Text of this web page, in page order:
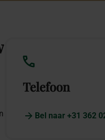
Telefoon
Bel naar +31 362